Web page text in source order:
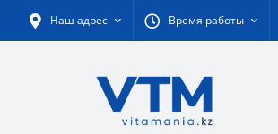
Наш адрес Время работы